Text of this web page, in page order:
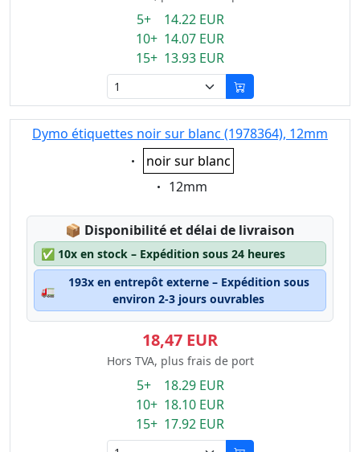
5+ 14.22 EUR
10+ 14.07 EUR
15+ 13.93 EUR
Dymo étiquettes noir sur blanc (1978364), 12mm
Eigenschaft:
noir sur blanc
Eigenschaft:
12mm
📦 Lagerstatus:
Disponibilité et délai de livraison
✅ 10x en stock – Expédition sous 24 heures
🚛
193x en entrepôt externe – Expédition sous
environ 2-3 jours ouvrables
18,47 EUR
Hors TVA, plus frais de port
5+ 18.29 EUR
10+ 18.10 EUR
15+ 17.92 EUR